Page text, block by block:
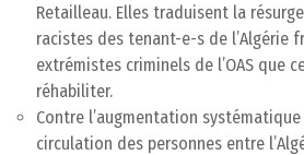
Retailleau. Elles traduisent la
racistes des tenant-e-s de l’Algérie
extrémistes criminels de l’OAS que
réhabiliter.
Contre l’augmentation
circulation des personnes entre